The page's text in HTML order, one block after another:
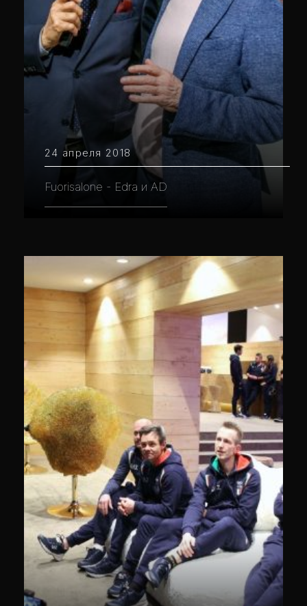
24 апреля 2018
Fuorisalone - Edra и AD